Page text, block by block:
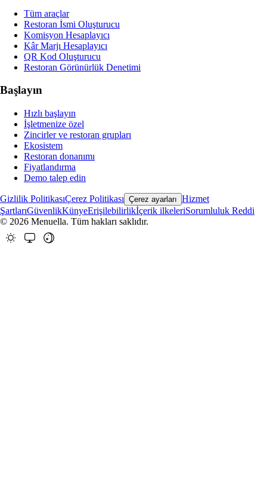
Tüm araçlar
Restoran İsmi Oluşturucu
Komisyon Hesaplayıcı
Kâr Marjı Hesaplayıcı
QR Kod Oluşturucu
Restoran Görünürlük Denetimi
Başlayın
Hızlı başlayın
İşletmenize özel
Zincirler ve restoran grupları
Ekosistem
Restoran donanımı
Fiyatlandırma
Demo talep edin
Gizlilik PolitikasıÇerez Politikası Çerez ayarları Hizmet
ŞartlarıGüvenlikKünyeErişilebilirlikİçerik ilkeleriSorumluluk Reddi
© 2026 Menuella. Tüm hakları saklıdır.